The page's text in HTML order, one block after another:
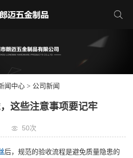
闻中心 > 公司新闻
这些注意事项要记牢
50次
后，规范的验收流程是避免质量隐患的